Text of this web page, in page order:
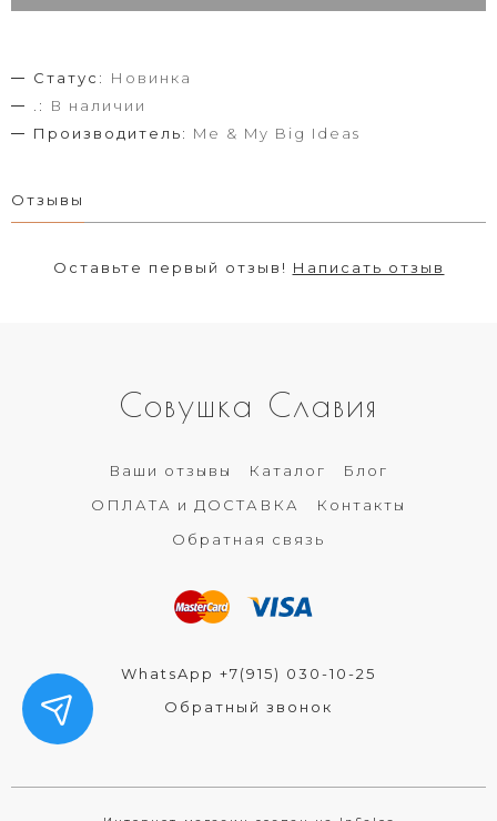
Статус:
Новинка
.:
В наличии
Производитель: Me & My Big Ideas
Отзывы
Оставьте первый отзыв! Написать отзыв
Совушка Славия
Ваши отзывы Каталог
Блог
ОПЛАТА и ДОСТАВКА
Контакты
Обратная связь
WhatsApp +7(915) 030-10-25
Обратный звонок